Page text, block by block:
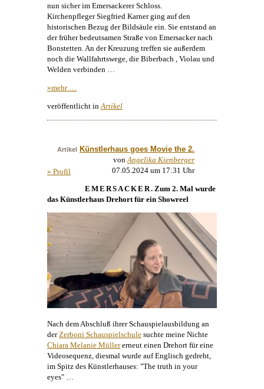
nun sicher im Emersackerer Schloss.
Kirchenpfleger Siegfried Karner ging auf den
historischen Bezug der Bildsäule ein. Sie entstand an
der früher bedeutsamen Straße von Emersacker nach
Bonstetten. An der Kreuzung treffen sie außerdem
noch die Wallfahrtswege, die Biberbach , Violau und
Welden verbinden …
»mehr …
veröffentlicht inArtikel
Artikel Künstlerhaus goes Movie the 2.
von Angelika Kienberger
» Profil
07.05.2024 um 17:31 Uhr
EMERSACKER. Zum 2. Mal wurde
das Künstlerhaus Drehort für ein Showreel
Nach dem Abschluß ihrer Schauspielausbildung an
der Zerboni Schauspielschule suchte meine Nichte
Chiara Melanie Müllererneut einen Drehort für eine
Videosequenz, diesmal wurde auf Englisch gedreht,
im Spitz des Künstlerhauses: "The truth in your
eyes" …